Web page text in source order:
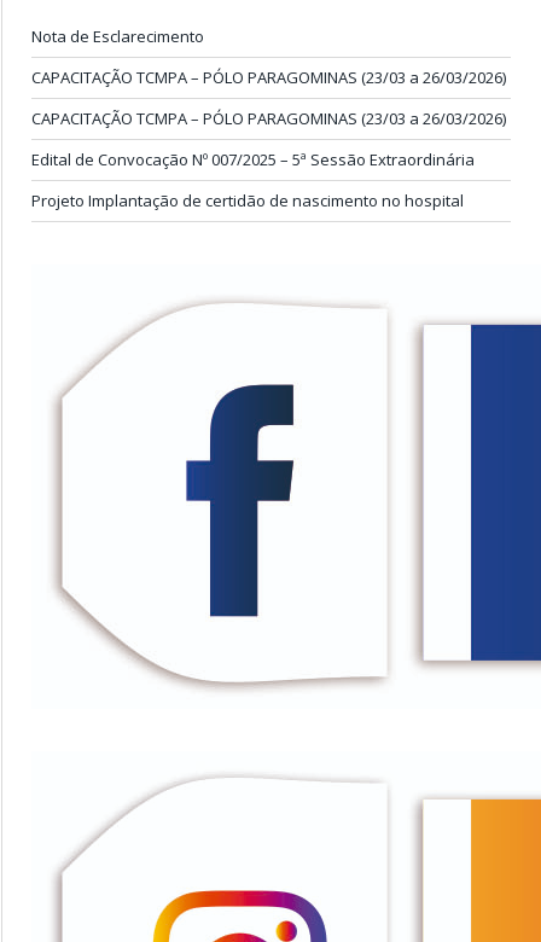
Nota de Esclarecimento
CAPACITAÇÃO TCMPA – PÓLO PARAGOMINAS (23/03 a 26/03/2026)
CAPACITAÇÃO TCMPA – PÓLO PARAGOMINAS (23/03 a 26/03/2026)
Edital de Convocação Nº 007/2025 – 5ª Sessão Extraordinária
Projeto Implantação de certidão de nascimento no hospital